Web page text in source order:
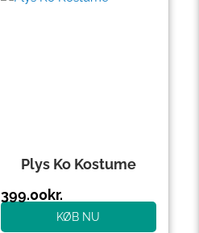
Plys Ko Kostume
399.00kr.
KØB NU